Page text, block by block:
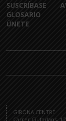
SUSCRÍBASE
GLOSARIO
ÚNETE
GIRONA CENTRE
Carrer Ciutadans, 12